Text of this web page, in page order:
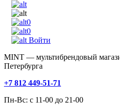
0
0
Войти
MINT — мультибрендовый
Петербурга
+7 812 449-51-71
Пн-Вс: с 11-00 до 21-00